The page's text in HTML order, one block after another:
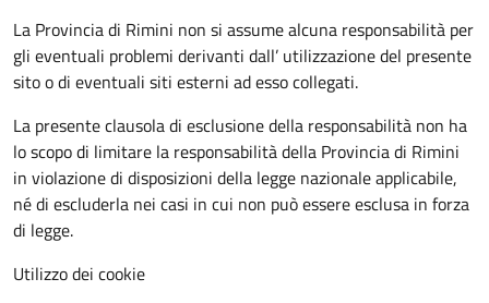
La Provincia di Rimini non si assume alcuna responsabilità per
gli eventuali problemi derivanti dall’ utilizzazione del presente
sito o di eventuali siti esterni ad esso collegati.
La presente clausola di esclusione della responsabilità non ha
lo scopo di limitare la responsabilità della Provincia di Rimini
in violazione di disposizioni della legge nazionale applicabile,
né di escluderla nei casi in cui non può essere esclusa in forza
di legge.
Utilizzo dei cookie